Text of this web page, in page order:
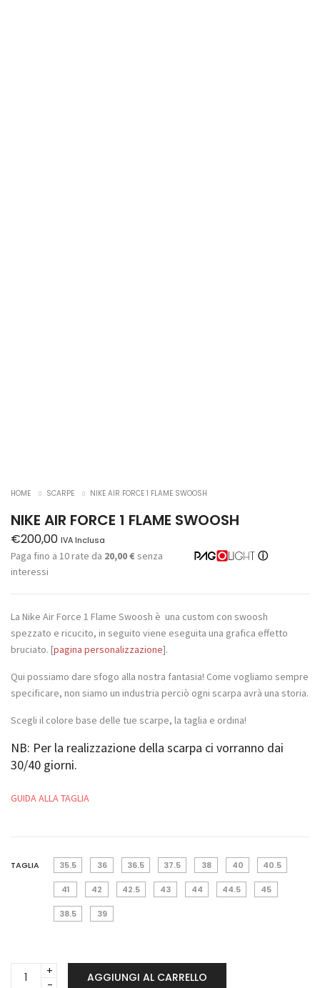
HOME SCARPE NIKE AIR FORCE 1 FLAME SWOOSH
NIKE AIR FORCE 1 FLAME SWOOSH
€200,00 IVA Inclusa
Paga fino a 10 rate da 20,00 €senza
interessi
ⓘ
La Nike Air Force 1 Flame Swoosh è una custom con swoosh
spezzato e ricucito, in seguito viene eseguita una grafica effetto
bruciato. [pagina personalizzazione].
Qui possiamo dare sfogo alla nostra fantasia! Come vogliamo sempre
specificare, non siamo un industria perciò ogni scarpa avrà una storia.
Scegli il colore base delle tue scarpe, la taglia e ordina!
NB: Per la realizzazione della scarpa ci vorranno dai
30/40 giorni.
GUIDA ALLA TAGLIA
TAGLIA 35.5 36 36.5 37.5 38 40 40.5
41 42 42.5 43 44 44.5 45
38.5 39
Nike
AGGIUNGI AL CARRELLO